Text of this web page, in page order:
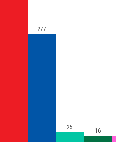
277
25 16